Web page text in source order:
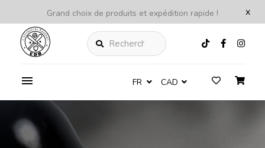
x
Grand choix de produits et expédition rapide !
Rechercher
FR CAD